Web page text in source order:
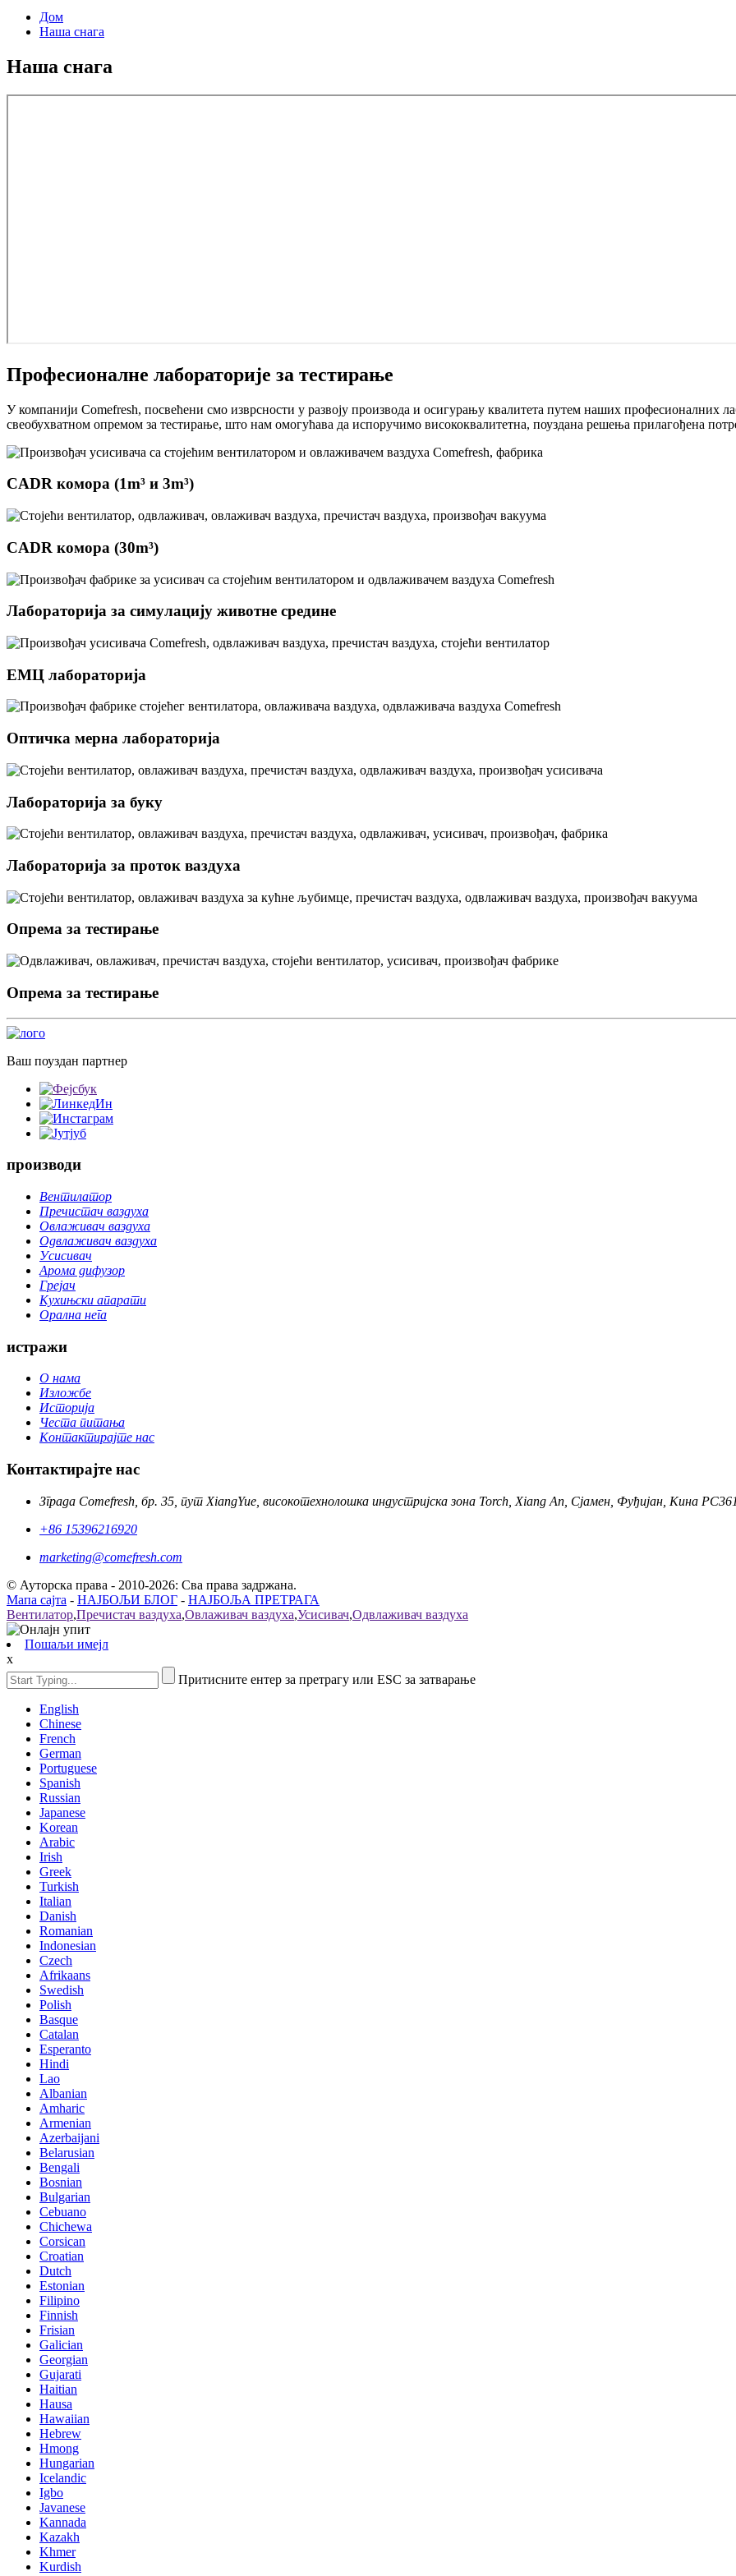
Дом
Наша снага
Наша снага
Професионалне лабораторије за тестирање
У компанији Comefresh, посвећени смо изврсности у развоју производа и осигурању квалитета путем наших професионалних
свеобухватном опремом за тестирање, што нам омогућава да испоручимо висококвалитетна, поуздана решења прилагођена
CADR комора (1m³ и 3m³)
CADR комора (30m³)
Лабораторија за симулацију животне средине
ЕМЦ лабораторија
Оптичка мерна лабораторија
Лабораторија за буку
Лабораторија за проток ваздуха
Опрема за тестирање
Опрема за тестирање
Ваш поуздан партнер
производи
Вентилатор
Пречистач ваздуха
Овлаживач ваздуха
Одвлаживач ваздуха
Усисивач
Арома дифузор
Грејач
Кухињски апарати
Орална нега
истражи
О нама
Изложбе
Историја
Честа питања
Контактирајте нас
Контактирајте нас
Зграда Comefresh, бр. 35, пут XiangYue, високотехнолошка индустријска зона Torch, Xiang An, Сјамен, Фуђијан, Кина
+86 15396216920
marketing@comefresh.com
© Ауторска права - 2010-2026: Сва права задржана.
Мапа сајта - НАЈБОЉИ БЛОГ - НАЈБОЉА ПРЕТРАГА
Вентилатор,Пречистач ваздуха,Овлаживач ваздуха,Усисивач,Одвлаживач ваздуха
Пошаљи имејл
x
Притисните ентер за претрагу или ESC за затварање
English
Chinese
French
German
Portuguese
Spanish
Russian
Japanese
Korean
Arabic
Irish
Greek
Turkish
Italian
Danish
Romanian
Indonesian
Czech
Afrikaans
Swedish
Polish
Basque
Catalan
Esperanto
Hindi
Lao
Albanian
Amharic
Armenian
Azerbaijani
Belarusian
Bengali
Bosnian
Bulgarian
Cebuano
Chichewa
Corsican
Croatian
Dutch
Estonian
Filipino
Finnish
Frisian
Galician
Georgian
Gujarati
Haitian
Hausa
Hawaiian
Hebrew
Hmong
Hungarian
Icelandic
Igbo
Javanese
Kannada
Kazakh
Khmer
Kurdish